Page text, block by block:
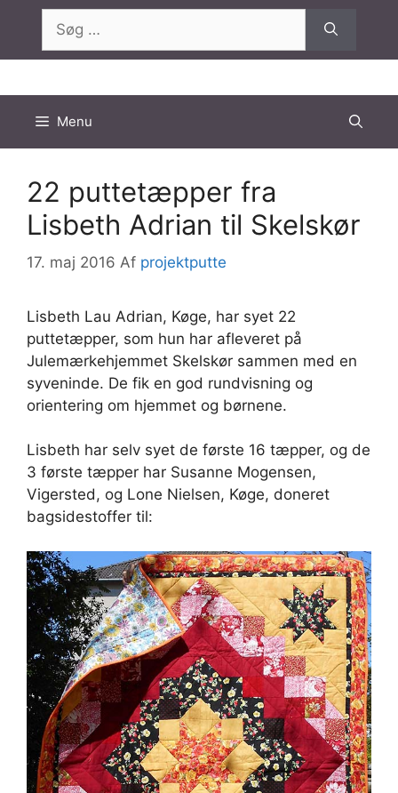
indhold
efter:
Menu
22 puttetæpper fra
Lisbeth Adrian til Skelskør
17. maj 2016 Af projektputte
Lisbeth Lau Adrian, Køge, har syet 22
puttetæpper, som hun har afleveret på
Julemærkehjemmet Skelskør sammen med en
syveninde. De fik en god rundvisning og
orientering om hjemmet og børnene.
Lisbeth har selv syet de første 16 tæpper, og de
3 første tæpper har Susanne Mogensen,
Vigersted, og Lone Nielsen, Køge, doneret
bagsidestoffer til: